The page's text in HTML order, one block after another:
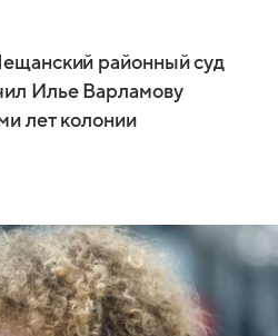
районный суд
Илье Варламову
лет колонии